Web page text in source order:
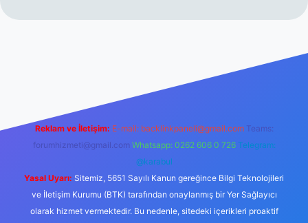
Reklam ve İletişim: E-mail: backlinkpaneli@gmail.com Teams:
forumhizmeti@gmail.com Whatsapp: 0262 606 0 726 Telegram:
@karabul
Yasal Uyarı: Sitemiz, 5651 Sayılı Kanun gereğince Bilgi Teknolojileri
ve İletişim Kurumu (BTK) tarafından onaylanmış bir Yer Sağlayıcı
olarak hizmet vermektedir. Bu nedenle, sitedeki içerikleri proaktif